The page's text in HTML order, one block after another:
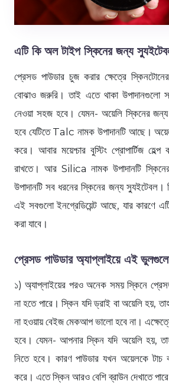
এটি কি অল টাইপ স্কিনের জন্য
প্রেসড পাউডার চুজ করার ক্ষেত্রে
বোঝাও জরুরি। তাই এতে থাকা উপাদানগুলো
নেওয়া সহজ হবে। যেমন- অয়েলি স্কিনের
হবে যেটিতে Talc নামক উপাদানটি আছে।
করে। আবার ময়েশ্চার বুস্টিং প্রোপার্টিজ
রাখতে। আর Silica নামক উপাদানটি
উপাদানটি সব ধরনের স্কিনের জন্য স্যুইটেবল।
এই সবগুলো ইনগ্রেডিয়েন্ট আছে, যার কারণে
করা যাবে।
প্রেসড পাউডার অ্যাপ্লাইয়ে এই
১) অ্যাপ্লাইয়ের পরও অনেক সময় স্কিনে
না হতে পারে। স্কিন যদি ড্রাই বা অয়েলি হয়,
না হওয়ায় বেইজ মেকআপ ভালো হবে না।
হবে। যেমন- আপনার স্কিন যদি অয়েলি হয়,
নিতে হবে। কারণ পাউডার যখন অয়েলকে টাচ
করে। এতে স্কিন আরও বেশি ব্রাউন দেখাতে